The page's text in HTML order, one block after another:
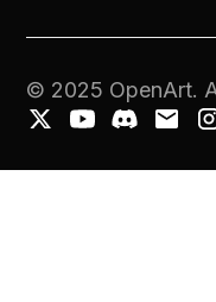
© 2025 OpenArt.